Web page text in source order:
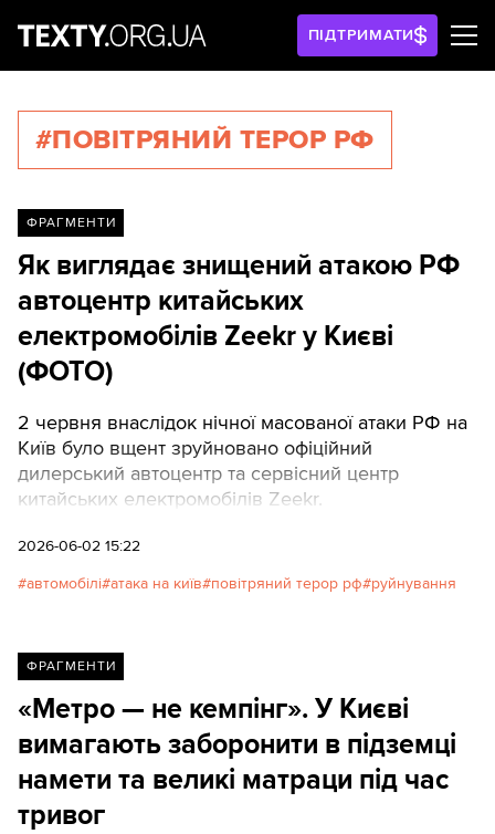
ПІДТРИМАТИ
#ПОВІТРЯНИЙ ТЕРОР РФ
ФРАГМЕНТИ
Як виглядає знищений атакою РФ
автоцентр китайських
електромобілів Zeekr у Києві
(ФОТО)
2 червня внаслідок нічної масованої атаки РФ на
Київ було вщент зруйновано офіційний
дилерський автоцентр та сервісний центр
китайських електромобілів Zeekr.
2026-06-02 15:22
автомобілі атака на київ повітряний терор рф руйнування
ФРАГМЕНТИ
«Метро — не кемпінг». У Києві
вимагають заборонити в підземці
намети та великі матраци під час
тривог